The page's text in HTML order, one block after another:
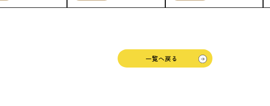
一覧へ戻る